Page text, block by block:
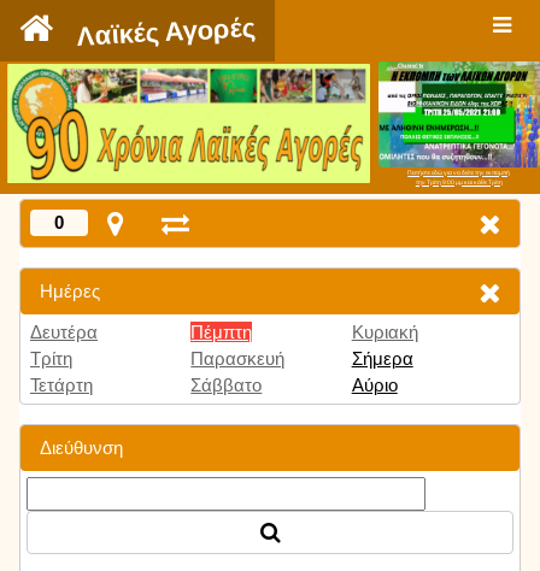
Λαϊκές Αγορές
Πατήστε εδώ για να δείτε την εκπομπή
την Τρίτη 9:00 μμ και κάθε Τρίτη
0
Ημέρες
Δευτέρα
Τρίτη
Τετάρτη
Πέμπτη
Παρασκευή
Σάββατο
Κυριακή
Σήμερα
Αύριο
Διεύθυνση